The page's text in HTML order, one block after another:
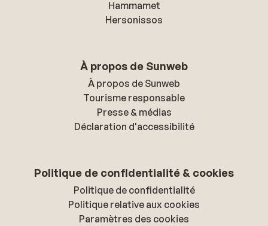
Hammamet
Hersonissos
À propos de Sunweb
À propos de Sunweb
Tourisme responsable
Presse & médias
Déclaration d'accessibilité
Politique de confidentialité & cookies
Politique de confidentialité
Politique relative aux cookies
Paramètres des cookies